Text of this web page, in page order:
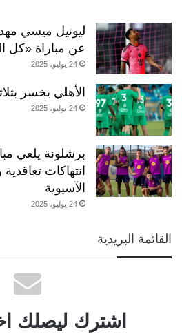
ليونيل ميسي
عن مباراة «كل
24 يوليو، 2025
الأهلي يخسر
24 يوليو، 2025
برشلونة يلغي
انتهاكات
الآسيوية
24 يوليو، 2025
القائمة البريدية
اشترك ليصلك